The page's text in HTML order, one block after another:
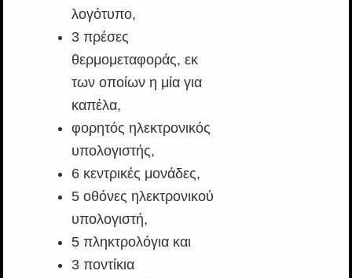
λογότυπο,
3 πρέσες
θερμομεταφοράς, εκ
των οποίων η μία για
καπέλα,
φορητός ηλεκτρονικός
υπολογιστής,
6 κεντρικές μονάδες,
5 οθόνες ηλεκτρονικού
υπολογιστή,
5 πληκτρολόγια και
3 ποντίκια